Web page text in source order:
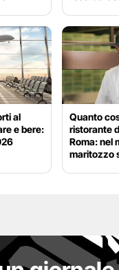
al
e bere:
Quanto
ristorante
Roma: nel
maritozzo